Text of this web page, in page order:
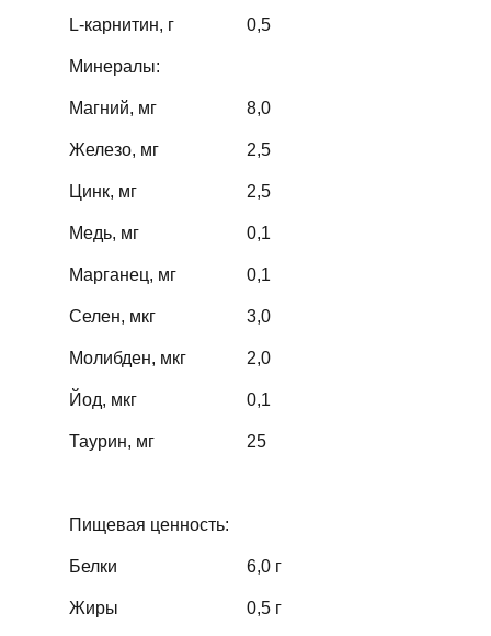
L-карнитин, г 0,5
Минералы:
Магний, мг 8,0
Железо, мг 2,5
Цинк, мг 2,5
Медь, мг 0,1
Марганец, мг 0,1
Селен, мкг 3,0
Молибден, мкг 2,0
Йод, мкг 0,1
Таурин, мг 25
Пищевая ценность:
Белки 6,0 г
Жиры 0,5 г